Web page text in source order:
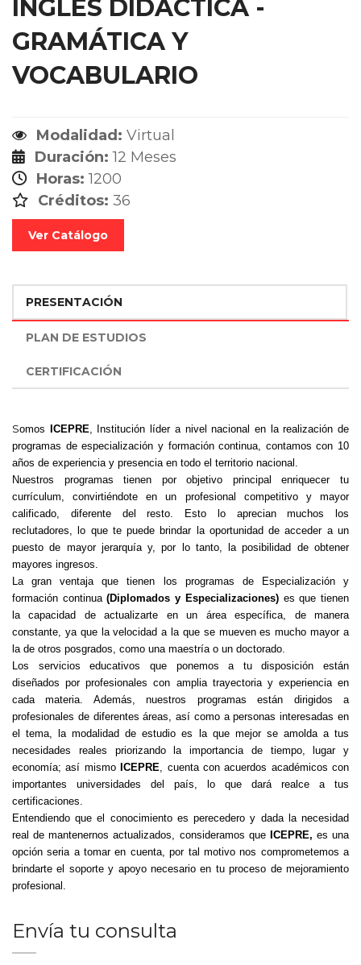
INGLÉS DIDÁCTICA -
GRAMÁTICA Y
VOCABULARIO
Modalidad: Virtual
Duración: 12 Meses
Horas: 1200
Créditos: 36
Ver Catálogo
PRESENTACIÓN
PLAN DE ESTUDIOS
CERTIFICACIÓN
Somos ICEPRE, Institución líder a nivel nacional en la realización de
programas de especialización y formación continua, contamos con 10
años de experiencia y presencia en todo el territorio nacional.
Nuestros programas tienen por objetivo principal enriquecer tu
currículum, convirtiéndote en un profesional competitivo y mayor
calificado, diferente del resto. Esto lo aprecian muchos los
reclutadores, lo que te puede brindar la oportunidad de acceder a un
puesto de mayor jerarquía y, por lo tanto, la posibilidad de obtener
mayores ingresos.
La gran ventaja que tienen los programas de Especialización y
formación continua(Diplomados y Especializaciones)es que tienen
la capacidad de actualizarte en un área específica, de manera
constante, ya que la velocidad a la que se mueven es mucho mayor a
la de otros posgrados, como una maestría o un doctorado.
Los servicios educativos que ponemos a tu disposición están
diseñados por profesionales con amplia trayectoria y experiencia en
cada materia. Además, nuestros programas están dirigidos a
profesionales de diferentes áreas, así como a personas interesadas en
el tema, la modalidad de estudio es la que mejor se amolda a tus
necesidades reales priorizando la importancia de tiempo, lugar y
economía; así mismo ICEPRE, cuenta con acuerdos académicos con
importantes universidades del país, lo que dará realce a tus
certificaciones.
Entendiendo que el conocimiento es perecedero y dada la necesidad
real de mantenernos actualizados, consideramos que ICEPRE, es una
opción seria a tomar en cuenta, por tal motivo nos comprometemos a
brindarte el soporte y apoyo necesario en tu proceso de mejoramiento
profesional.
Envía tu consulta